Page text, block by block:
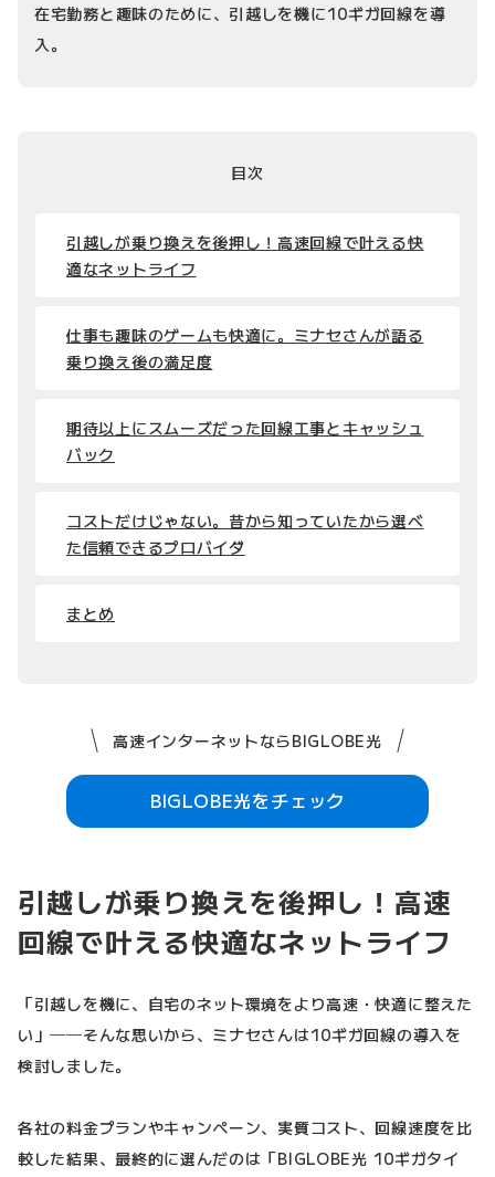
在宅勤務と趣味のために、引越しを機に10ギガ回線を導
入。
目次
引越しが乗り換えを後押し！高速回線で叶える快
適なネットライフ
仕事も趣味のゲームも快適に。ミナセさんが語る
乗り換え後の満足度
期待以上にスムーズだった回線工事とキャッシュ
バック
コストだけじゃない。昔から知っていたから選べ
た信頼できるプロバイダ
まとめ
高速インターネットならBIGLOBE光
BIGLOBE光をチェック
引越しが乗り換えを後押し！高速
回線で叶える快適なネットライフ
「引越しを機に、自宅のネット環境をより高速・快適に整えた
い」──そんな思いから、ミナセさんは10ギガ回線の導入を
検討しました。
各社の料金プランやキャンペーン、実質コスト、回線速度を比
較した結果、最終的に選んだのは「BIGLOBE光 10ギガタイ